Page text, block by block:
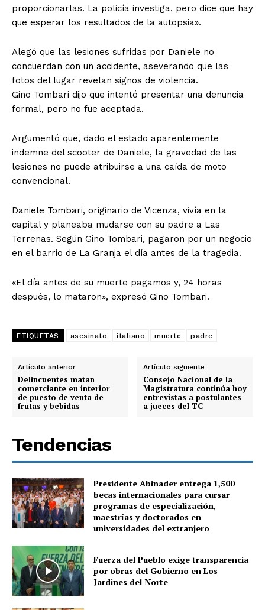
proporcionarlas. La policía investiga, pero dice que hay
que esperar los resultados de la autopsia».
Alegó que las lesiones sufridas por Daniele no
concuerdan con un accidente, aseverando que las
fotos del lugar revelan signos de violencia.
Gino Tombari dijo que intentó presentar una denuncia
formal, pero no fue aceptada.
Argumentó que, dado el estado aparentemente
indemne del scooter de Daniele, la gravedad de las
lesiones no puede atribuirse a una caída de moto
convencional.
Daniele Tombari, originario de Vicenza, vivía en la
capital y planeaba mudarse con su padre a Las
Terrenas. Según Gino Tombari, pagaron por un negocio
en el barrio de La Granja el día antes de la tragedia.
«El día antes de su muerte pagamos y, 24 horas
después, lo mataron», expresó Gino Tombari.
ETIQUETAS asesinato italiano muerte padre
Artículo anterior
Delincuentes matan
comerciante en interior
de puesto de venta de
frutas y bebidas
Artículo siguiente
Consejo Nacional de la
Magistratura continúa hoy
entrevistas a postulantes
a jueces del TC
Tendencias
Presidente Abinader entrega 1,500
becas internacionales para cursar
programas de especialización,
maestrías y doctorados en
universidades del extranjero
Fuerza del Pueblo exige transparencia
por obras del Gobierno en Los
Jardines del Norte